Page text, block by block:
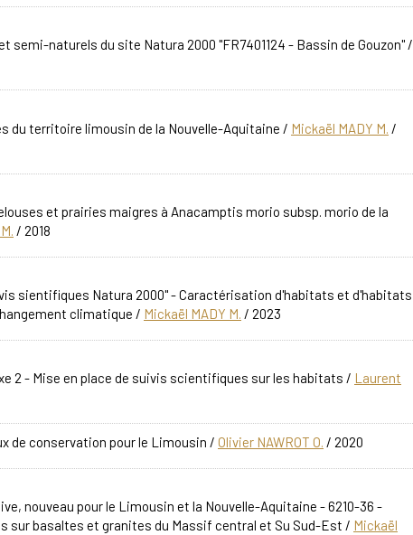
naturels du site Natura 2000 "FR7401124 - Bassin de Gouzon"/
du territoire limousin de la Nouvelle-Aquitaine / Mickaël MADY M. /
et prairies maigres à Anacamptis morio subsp. morio de la
/ 2018
sientifiques Natura 2000" - Caractérisation d'habitats et d'habitats
climatique / Mickaël MADY M. / 2023
2 - Mise en place de suivis scientifiques sur les habitats / Laurent
de conservation pour le Limousin / Olivier NAWROT O. / 2020
nouveau pour le Limousin et la Nouvelle-Aquitaine - 6210-36 -
sur basaltes et granites du Massif central et Su Sud-Est / Mickaël